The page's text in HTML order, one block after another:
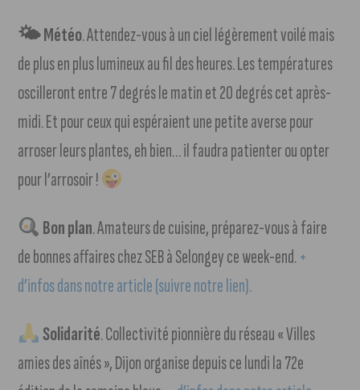
🌤 Météo. Attendez-vous à un ciel légèrement voilé mais
de plus en plus lumineux au fil des heures. Les températures
oscilleront entre 7 degrés le matin et 20 degrés cet après-
midi. Et pour ceux qui espéraient une petite averse pour
arroser leurs plantes, eh bien… il faudra patienter ou opter
pour l’arrosoir !
Bon plan. Amateurs de cuisine, préparez-vous à faire
de bonnes affaires chez SEB à Selongey ce week-end.+
d’infos dans notre article (suivre notre lien).
Solidarité. Collectivité pionnière du réseau « Villes
amies des aînés », Dijon organise depuis ce lundi la 72e